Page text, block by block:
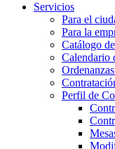
Servicios
Para el
Para la
Catálogo
Calendario
Perfil de